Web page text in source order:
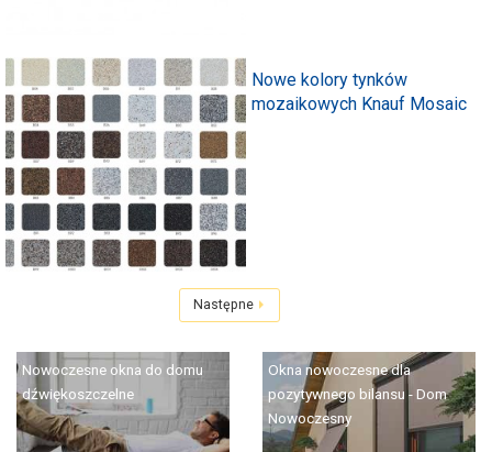
Nowe kolory tynków
mozaikowych Knauf Mosaic
Następne
Nowoczesne okna do domu
dźwiękoszczelne
Okna nowoczesne dla
pozytywnego bilansu - Dom
Nowoczesny